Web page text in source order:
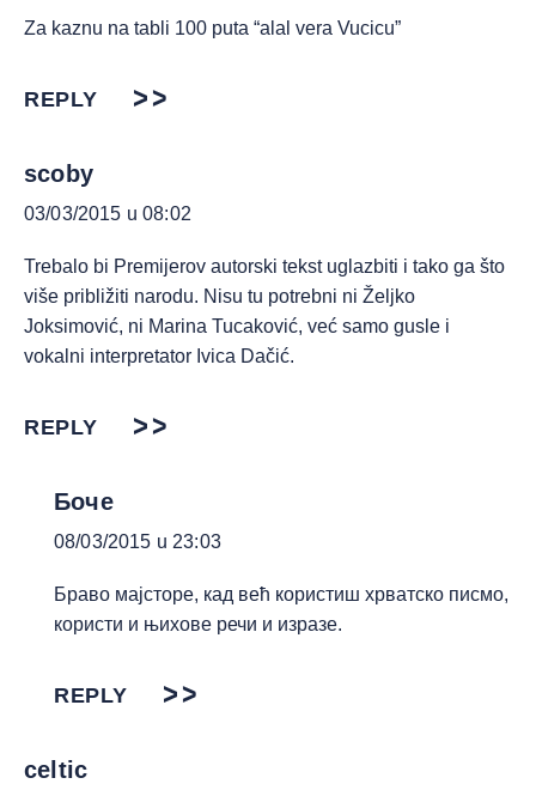
Za kaznu na tabli 100 puta “alal vera Vucicu”
REPLY
scoby
03/03/2015 u 08:02
Trebalo bi Premijerov autorski tekst uglazbiti i tako ga što
više približiti narodu. Nisu tu potrebni ni Željko
Joksimović, ni Marina Tucaković, već samo gusle i
vokalni interpretator Ivica Dačić.
REPLY
Боче
08/03/2015 u 23:03
Браво мајсторе, кад већ користиш хрватско писмо,
користи и њихове речи и изразе.
REPLY
celtic